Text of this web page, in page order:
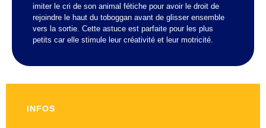
imiter le cri de son animal fétiche pour avoir le droit de
rejoindre le haut du toboggan avant de glisser ensemble
vers la sortie. Cette astuce est parfaite pour les plus
petits car elle stimule leur créativité et leur motricité.
INFOS